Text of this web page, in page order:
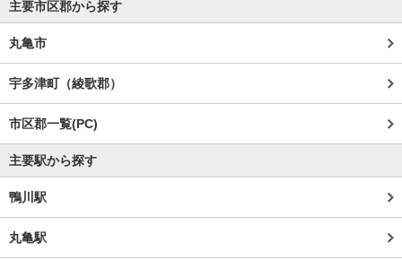
主要市区郡から探す
丸亀市
宇多津町（綾歌郡）
市区郡一覧(PC)
主要駅から探す
鴨川駅
丸亀駅